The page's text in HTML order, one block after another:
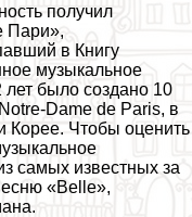
получил
Пари»,
в Книгу
музыкальное
было создано 10
Dame de Paris, в
Корее. Чтобы оценить
самых известных за
«Belle»,